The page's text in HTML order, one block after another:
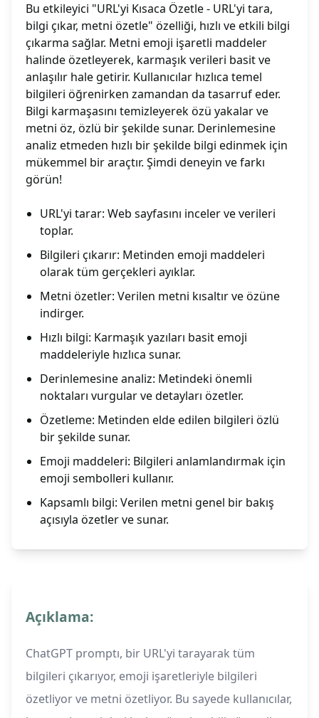
Bu etkileyici "URL'yi Kısaca Özetle - URL'yi tara,
bilgi çıkar, metni özetle" özelliği, hızlı ve etkili bilgi
çıkarma sağlar. Metni emoji işaretli maddeler
halinde özetleyerek, karmaşık verileri basit ve
anlaşılır hale getirir. Kullanıcılar hızlıca temel
bilgileri öğrenirken zamandan da tasarruf eder.
Bilgi karmaşasını temizleyerek özü yakalar ve
metni öz, özlü bir şekilde sunar. Derinlemesine
analiz etmeden hızlı bir şekilde bilgi edinmek için
mükemmel bir araçtır. Şimdi deneyin ve farkı
görün!
URL'yi tarar: Web sayfasını inceler ve verileri
toplar.
Bilgileri çıkarır: Metinden emoji maddeleri
olarak tüm gerçekleri ayıklar.
Metni özetler: Verilen metni kısaltır ve özüne
indirger.
Hızlı bilgi: Karmaşık yazıları basit emoji
maddeleriyle hızlıca sunar.
Derinlemesine analiz: Metindeki önemli
noktaları vurgular ve detayları özetler.
Özetleme: Metinden elde edilen bilgileri özlü
bir şekilde sunar.
Emoji maddeleri: Bilgileri anlamlandırmak için
emoji sembolleri kullanır.
Kapsamlı bilgi: Verilen metni genel bir bakış
açısıyla özetler ve sunar.
Açıklama:
ChatGPT promptı, bir URL'yi tarayarak tüm
bilgileri çıkarıyor, emoji işaretleriyle bilgileri
özetliyor ve metni özetliyor. Bu sayede kullanıcılar,